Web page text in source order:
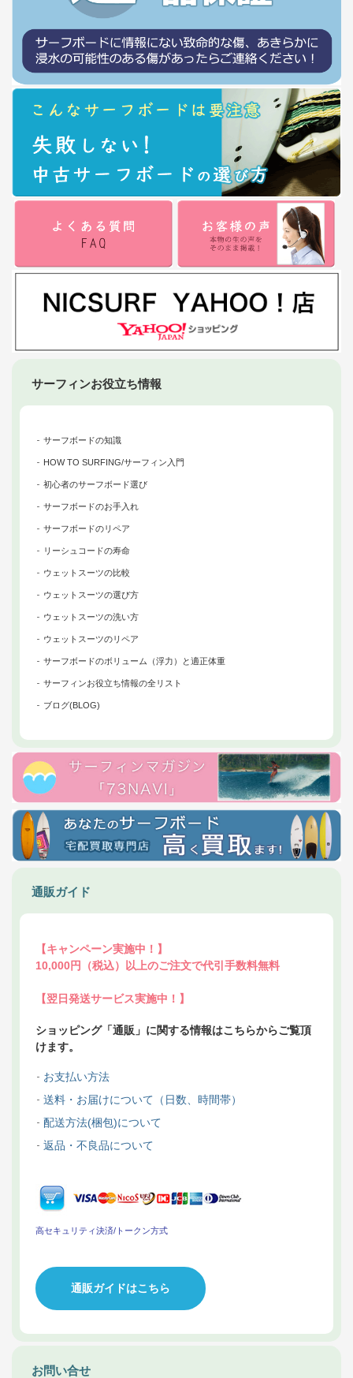
サーフィンお役立ち情報
サーフボードの知識
HOW TO SURFING/サーフィン入門
初心者のサーフボード選び
サーフボードのお手入れ
サーフボードのリペア
リーシュコードの寿命
ウェットスーツの比較
ウェットスーツの選び方
ウェットスーツの洗い方
ウェットスーツのリペア
サーフボードのボリューム（浮力）と適正体重
サーフィンお役立ち情報の全リスト
ブログ(BLOG)
通販ガイド
【キャンペーン実施中！】
10,000円（税込）以上のご注文で代引手数料無料
【翌日発送サービス実施中！】
ショッピング「通販」に関する情報はこちらからご覧頂
けます。
お支払い方法
送料・お届けについて（日数、時間帯）
配送方法(梱包)について
返品・不良品について
高セキュリティ決済/トークン方式
通販ガイドはこちら
お問い合せ